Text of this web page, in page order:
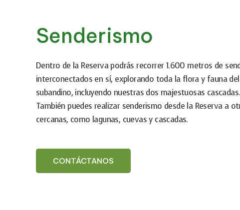
Senderismo
Dentro de la Reserva podrás recorrer 1.600 metros de
interconectados en sí, explorando toda la flora y fauna
subandino, incluyendo nuestras dos majestuosas cascadas.
También puedes realizar senderismo desde la Reserva a
cercanas, como lagunas, cuevas y cascadas.
CONTÁCTANOS